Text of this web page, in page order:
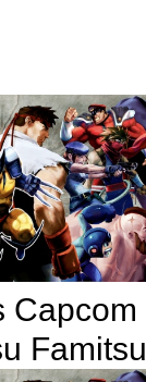
Capcom
Famitsu